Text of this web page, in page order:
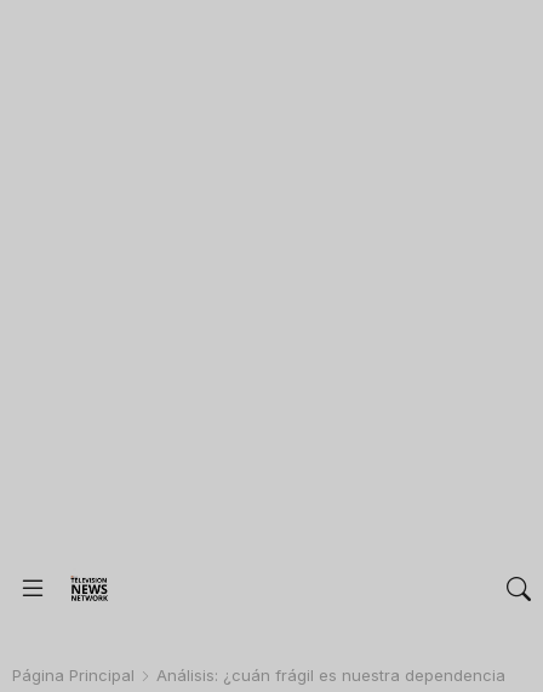
Página Principal
Análisis: ¿cuán frágil es nuestra dependencia